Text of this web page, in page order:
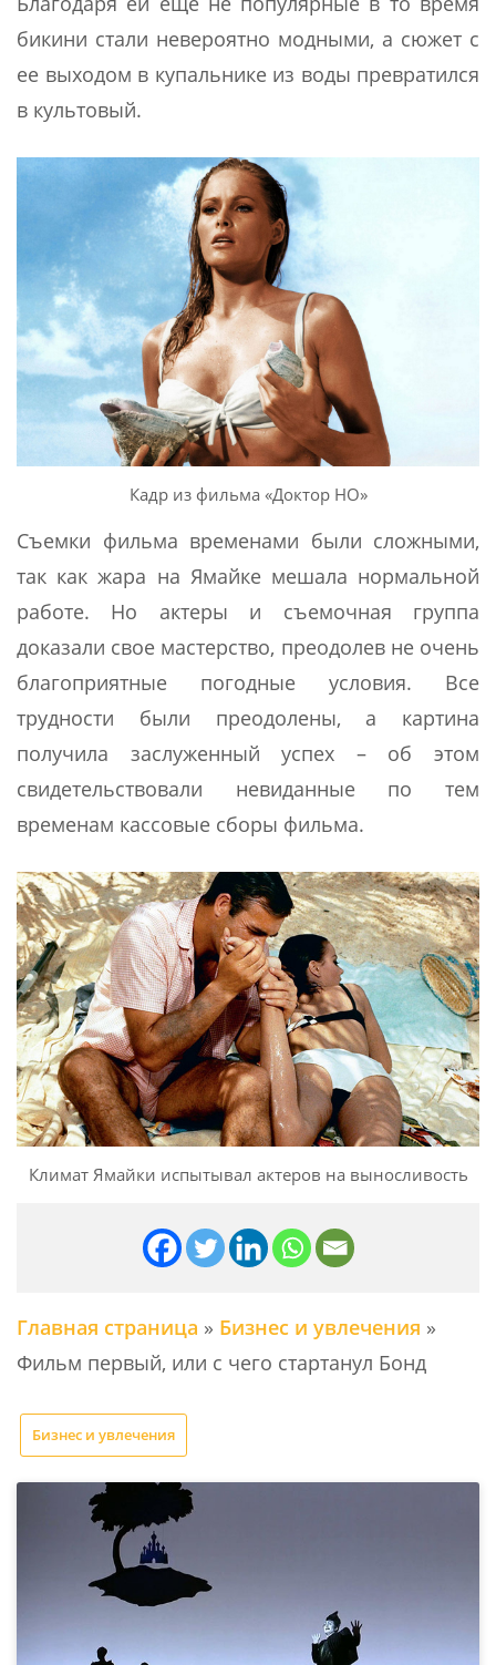
бикини стали невероятно модными, а сюжет с
ее выходом в купальнике из воды превратился
в культовый.
Кадр из фильма «Доктор НО»
Съемки фильма временами были сложными,
так как жара на Ямайке мешала нормальной
работе. Но актеры и съемочная группа
доказали свое мастерство, преодолев не очень
благоприятные погодные условия. Все
трудности были преодолены, а картина
получила заслуженный успех – об этом
свидетельствовали невиданные по тем
временам кассовые сборы фильма.
Климат Ямайки испытывал актеров на выносливость
Главная страница » Бизнес и увлечения »
Фильм первый, или с чего стартанул Бонд
Бизнес и увлечения